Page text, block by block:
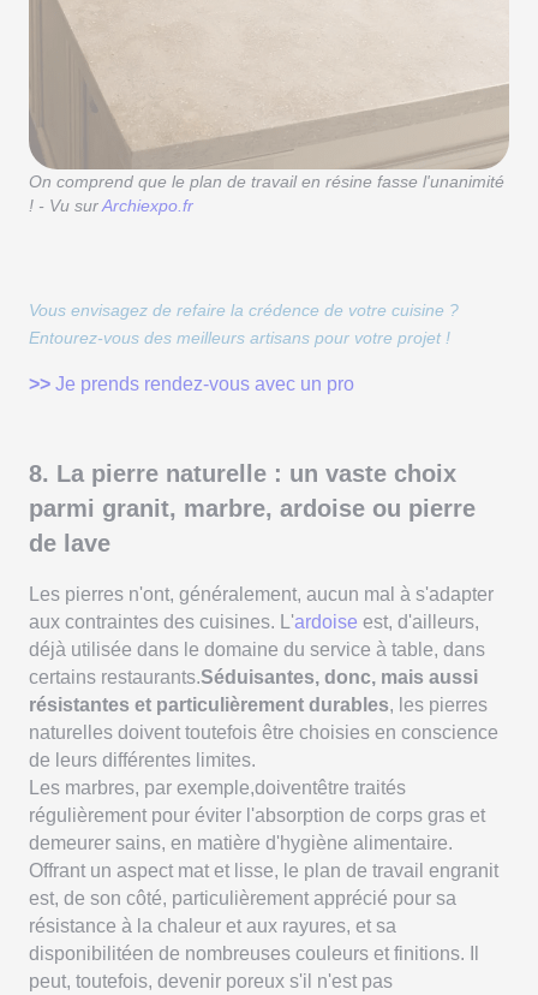
On comprend que le plan de travail en résine fasse l'unanimité
! - Vu surArchiexpo.fr
Vous envisagez de refaire la crédence de votre cuisine ?
Entourez-vous des meilleurs artisans pour votre projet !
>> Je prends rendez-vous avec un pro
8. La pierre naturelle : un vaste choix
parmi granit, marbre, ardoise ou pierre
de lave
Les pierres n'ont, généralement, aucun mal à s'adapter
aux contraintes des cuisines. L'ardoise est, d'ailleurs,
déjà utilisée dans le domaine du service à table, dans
certains restaurants.Séduisantes, donc, mais aussi
résistantes et particulièrement durables, les pierres
naturelles doivent toutefois être choisies en conscience
de leurs différentes limites.
Les marbres, par exemple,doiventêtre traités
régulièrement pour éviter l'absorption de corps gras et
demeurer sains, en matière d'hygiène alimentaire.
Offrant un aspect mat et lisse, le plan de travail engranit
est, de son côté, particulièrement apprécié pour sa
résistance à la chaleur et aux rayures, et sa
disponibilitéen de nombreuses couleurs et finitions. Il
peut, toutefois, devenir poreux s'il n'est pas